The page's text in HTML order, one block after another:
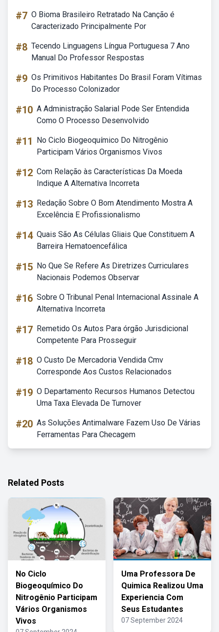
#7 O Bioma Brasileiro Retratado Na Canção é
Caracterizado Principalmente Por
#8 Tecendo Linguagens Língua Portuguesa 7 Ano
Manual Do Professor Respostas
#9 Os Primitivos Habitantes Do Brasil Foram Vítimas
Do Processo Colonizador
#10 A Administração Salarial Pode Ser Entendida
Como O Processo Desenvolvido
#11
No Ciclo Biogeoquímico Do Nitrogênio
Participam Vários Organismos Vivos
#12 Com Relação às Características Da Moeda
Indique A Alternativa Incorreta
#13 Redação Sobre O Bom Atendimento Mostra A
Excelência E Profissionalismo
#14 Quais São As Células Gliais Que Constituem A
Barreira Hematoencefálica
#15 No Que Se Refere As Diretrizes Curriculares
Nacionais Podemos Observar
#16 Sobre O Tribunal Penal Internacional Assinale A
Alternativa Incorreta
#17 Remetido Os Autos Para órgão Jurisdicional
Competente Para Prosseguir
#18 O Custo De Mercadoria Vendida Cmv
Corresponde Aos Custos Relacionados
#19 O Departamento Recursos Humanos Detectou
Uma Taxa Elevada De Turnover
#20 As Soluções Antimalware Fazem Uso De Várias
Ferramentas Para Checagem
Related Posts
No Ciclo
Biogeoquímico Do
Nitrogênio Participam
Vários Organismos
Vivos
Uma Professora De
Quimica Realizou Uma
Experiencia Com
Seus Estudantes
07 September 2024